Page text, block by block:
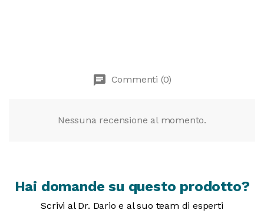
chat Commenti (0)
Nessuna recensione al momento.
Hai domande su questo prodotto?
Scrivi al Dr. Dario e al suo team di esperti